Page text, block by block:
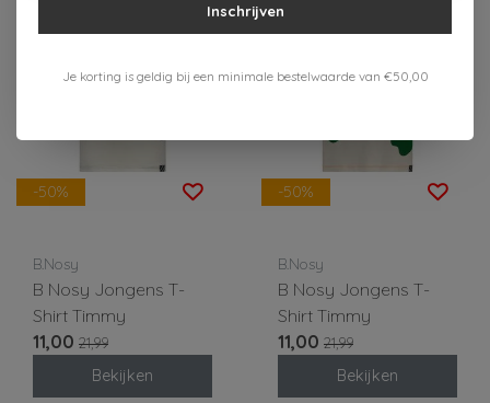
-50%
B.Nosy
B Nosy Jongens T-
Shirt Timmy
11,00 21,99
Bekijken
-50%
B.Nosy
B Nosy Jongens T-
Shirt Timmy
11,00 21,99
Bekijken
Inschrijven
Je korting is geldig bij een minimale bestelwaarde van €50,00